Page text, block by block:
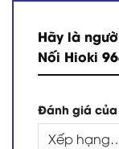
Hãy là
Nối Hioki
Đánh giá